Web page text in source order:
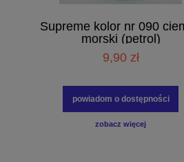
Supreme kolor nr 090
morski (petrol)
9,90 zł
powiadom o dostępności
zobacz więcej